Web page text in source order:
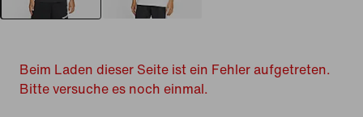
Beim Laden dieser Seite ist ein Fehler aufgetreten.
Bitte versuche es noch einmal.